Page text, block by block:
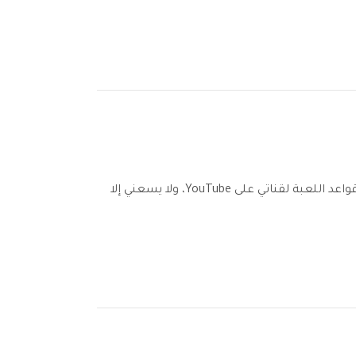
“يوفر البرنامج جودة استثنائية باستمرار، ويزيل التشتيتات من مقاطع الفيديو الخاصة بي بسلاسة. إنه يغير قواعد اللعبة لقناتي على YouTube، ولا يسعني إلا